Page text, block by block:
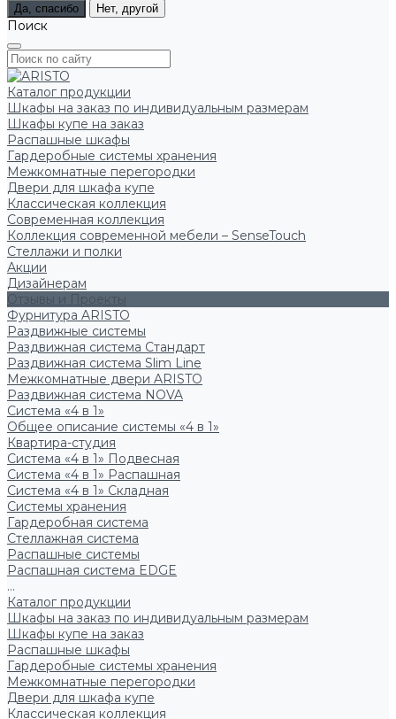
Да, спасибо Нет, другой
Поиск
Каталог продукции
Шкафы на заказ по индивидуальным размерам
Шкафы купе на заказ
Распашные шкафы
Гардеробные системы хранения
Межкомнатные перегородки
Двери для шкафа купе
Классическая коллекция
Современная коллекция
Коллекция современной мебели – SenseTouch
Стеллажи и полки
Акции
Дизайнерам
Отзывы и Проекты
Фурнитура ARISTO
Раздвижные системы
Раздвижная система Стандарт
Раздвижная система Slim Line
Межкомнатные двери ARISTO
Раздвижная система NOVA
Система «4 в 1»
Общее описание системы «4 в 1»
Квартира-студия
Система «4 в 1» Подвесная
Система «4 в 1» Распашная
Система «4 в 1» Складная
Системы хранения
Гардеробная система
Стеллажная система
Распашные системы
Распашная система EDGE
...
Каталог продукции
Шкафы на заказ по индивидуальным размерам
Шкафы купе на заказ
Распашные шкафы
Гардеробные системы хранения
Межкомнатные перегородки
Двери для шкафа купе
Классическая коллекция